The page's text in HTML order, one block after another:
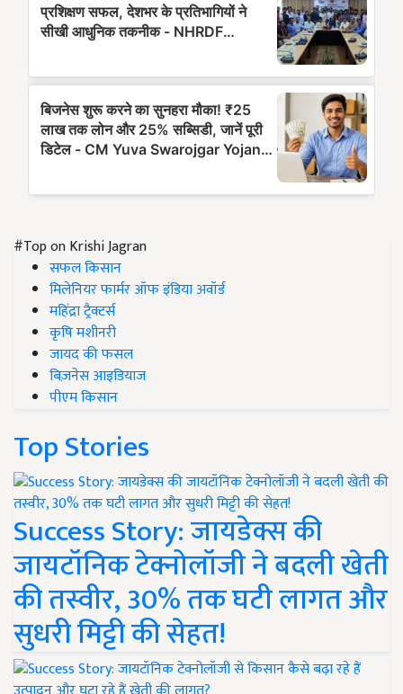
#Top on Krishi Jagran
सफल किसान
मिलेनियर फार्मर ऑफ इंडिया अवॉर्ड
महिंद्रा ट्रैक्टर्स
कृषि मशीनरी
जायद की फसल
बिज़नेस आइडियाज
पीएम किसान
Top Stories
Success Story: जायडेक्स की
जायटॉनिक टेक्नोलॉजी ने बदली खेती
की तस्वीर, 30% तक घटी लागत और
सुधरी मिट्टी की सेहत!